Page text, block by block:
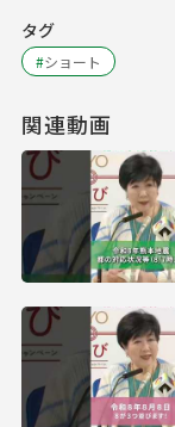
タグ
#ショート
関連動画